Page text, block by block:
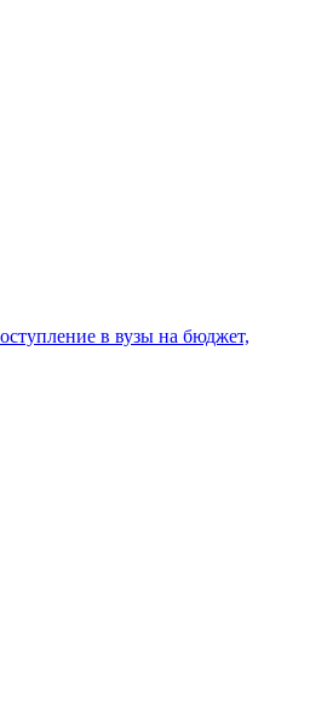
в вузы на бюджет,